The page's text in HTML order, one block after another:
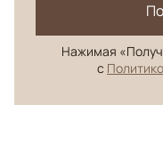
Нажимая
с